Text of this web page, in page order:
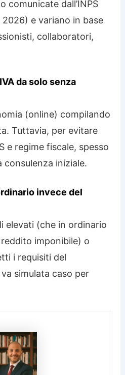
comunicate dall’INPS
e variano in base
collaboratori,
da solo senza
(online) compilando
Tuttavia, per evitare
e regime fiscale, spesso
consulenza iniziale.
invece del
elevati (che in ordinario
imponibile) o
i requisiti del
simulata caso per